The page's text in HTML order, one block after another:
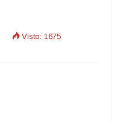
Visto: 1675